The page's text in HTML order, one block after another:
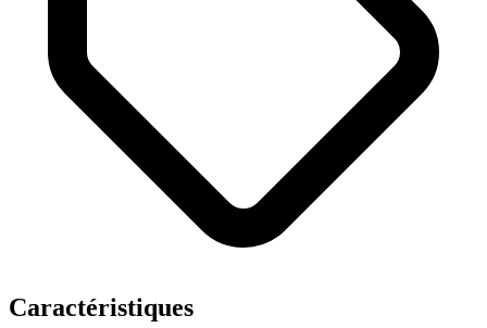
Caractéristiques